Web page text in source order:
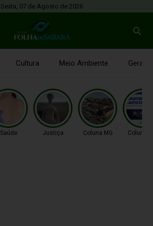
Sexta, 07 de Agosto de 2026
Cultura Meio Ambiente Gerais
Saúde Justiça Coluna MG Coluna